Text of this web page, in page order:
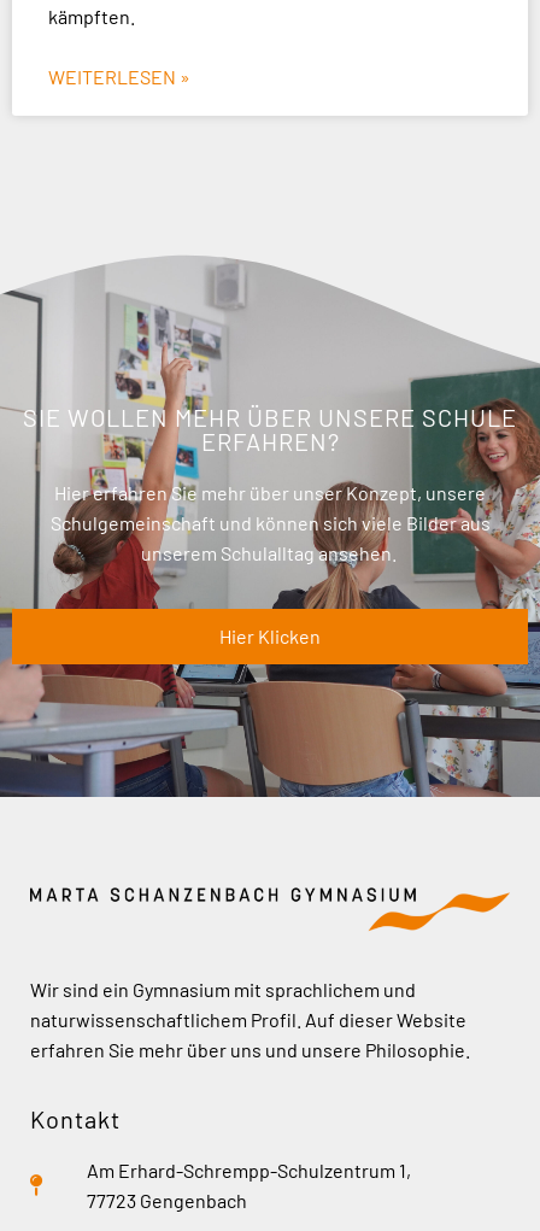
kämpften.
WEITERLESEN »
SIE WOLLEN MEHR ÜBER UNSERE SCHULE
ERFAHREN?
Hier erfahren Sie mehr über unser Konzept, unsere
Schulgemeinschaft und können sich viele Bilder aus
unserem Schulalltag ansehen.
Hier Klicken
Wir sind ein Gymnasium mit sprachlichem und
naturwissenschaftlichem Profil. Auf dieser Website
erfahren Sie mehr über uns und unsere Philosophie.
Kontakt
Am Erhard-Schrempp-Schulzentrum 1,
77723 Gengenbach